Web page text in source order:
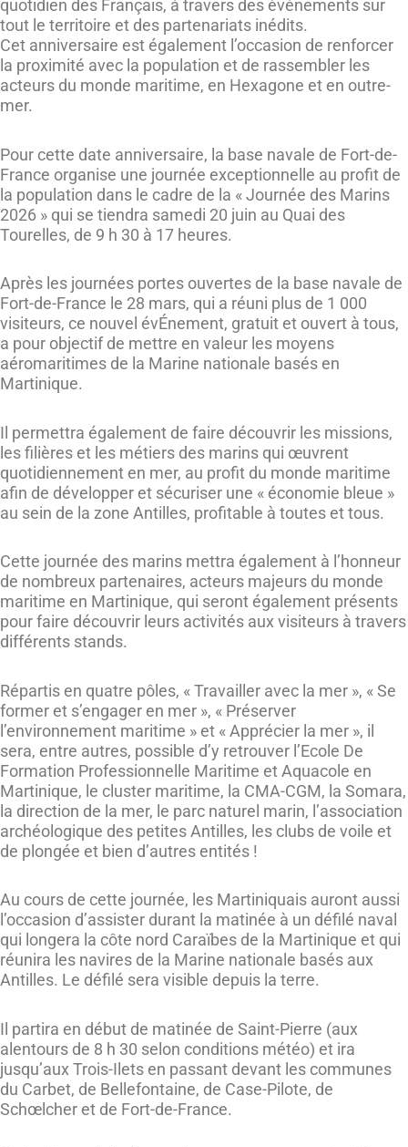
quotidien des Français, à travers des événements sur
tout le territoire et des partenariats inédits.
Cet anniversaire est également l’occasion de renforcer
la proximité avec la population et de rassembler les
acteurs du monde maritime, en Hexagone et en outre-
mer.
Pour cette date anniversaire, la base navale de Fort-de-
France organise une journée exceptionnelle au profit de
la population dans le cadre de la « Journée des Marins
2026 » qui se tiendra samedi 20 juin au Quai des
Tourelles, de 9 h 30 à 17 heures.
Après les journées portes ouvertes de la base navale de
Fort-de-France le 28 mars, qui a réuni plus de 1 000
visiteurs, ce nouvel évÉnement, gratuit et ouvert à tous,
a pour objectif de mettre en valeur les moyens
aéromaritimes de la Marine nationale basés en
Martinique.
Il permettra également de faire découvrir les missions,
les filières et les métiers des marins qui œuvrent
quotidiennement en mer, au profit du monde maritime
afin de développer et sécuriser une « économie bleue »
au sein de la zone Antilles, profitable à toutes et tous.
Cette journée des marins mettra également à l’honneur
de nombreux partenaires, acteurs majeurs du monde
maritime en Martinique, qui seront également présents
pour faire découvrir leurs activités aux visiteurs à travers
différents stands.
Répartis en quatre pôles, « Travailler avec la mer », « Se
former et s’engager en mer », « Préserver
l’environnement maritime » et « Apprécier la mer », il
sera, entre autres, possible d’y retrouver l’Ecole De
Formation Professionnelle Maritime et Aquacole en
Martinique, le cluster maritime, la CMA-CGM, la Somara,
la direction de la mer, le parc naturel marin, l’association
archéologique des petites Antilles, les clubs de voile et
de plongée et bien d’autres entités !
Au cours de cette journée, les Martiniquais auront aussi
l’occasion d’assister durant la matinée à un défilé naval
qui longera la côte nord Caraïbes de la Martinique et qui
réunira les navires de la Marine nationale basés aux
Antilles. Le défilé sera visible depuis la terre.
Il partira en début de matinée de Saint-Pierre (aux
alentours de 8 h 30 selon conditions météo) et ira
jusqu’aux Trois-Ilets en passant devant les communes
du Carbet, de Bellefontaine, de Case-Pilote, de
Schœlcher et de Fort-de-France.